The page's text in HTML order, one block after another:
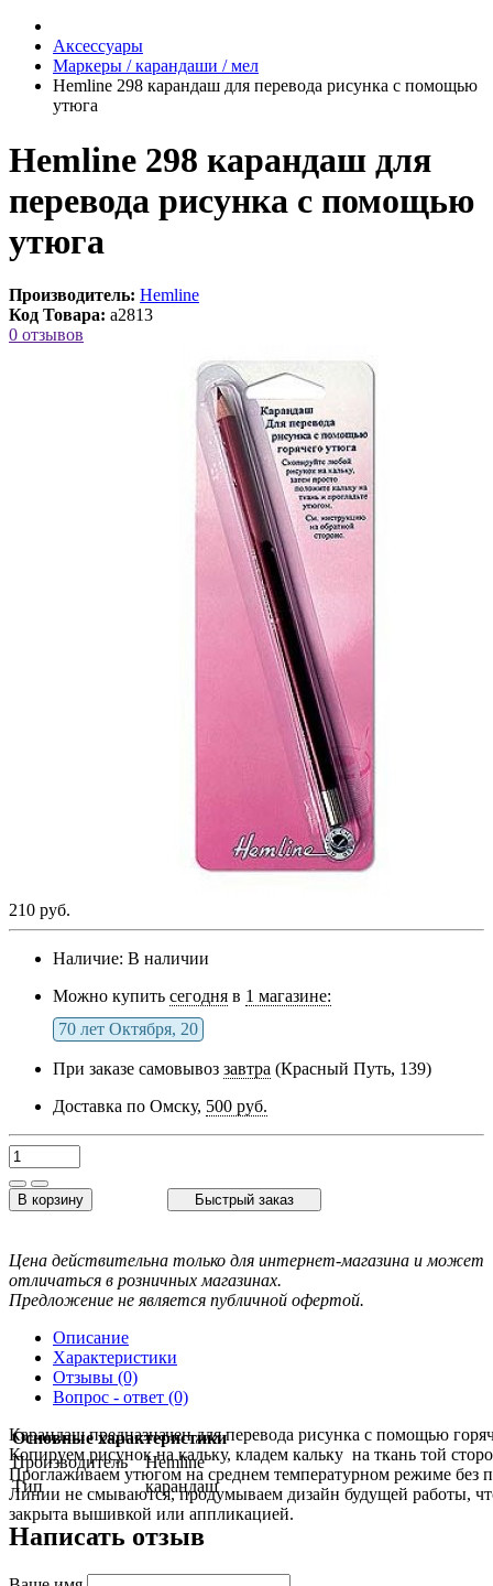
Аксессуары
Маркеры / карандаши / мел
Hemline 298 карандаш для перевода рисунка с помощью
утюга
Hemline 298 карандаш для
перевода рисунка с помощью
утюга
Производитель: Hemline
Код Товара: a2813
0 отзывов
210 руб.
Наличие: В наличии
Можно купить сегодня в 1 магазине:
70 лет Октября, 20
При заказе самовывоз завтра (Красный Путь, 139)
Доставка по Омску, 500 руб.
В корзину Быстрый заказ
Цена действительна только для интернет-магазина и может
отличаться в розничных магазинах.
Предложение не является публичной офертой.
Описание
Характеристики
Отзывы (0)
Вопрос - ответ (0)
Карандаш предназначен для перевода рисунка с помощью
Копируем рисунок на кальку, кладем кальку на ткань той
Проглаживаем утюгом на среднем температурном режиме без
Линии не смываются, продумываем дизайн будущей работы,
закрыта вышивкой или аппликацией.
Основные характеристики
Производитель
Hemline
Тип
карандаш
Написать отзыв